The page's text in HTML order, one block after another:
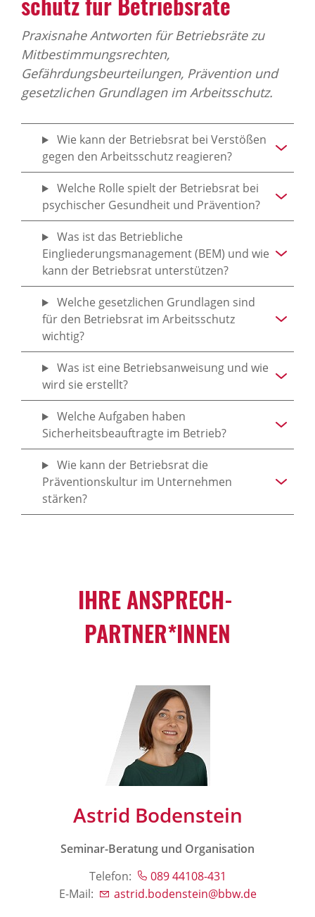
Praxisnahe Antworten für Betriebsräte zu
Mitbestimmungsrechten,
Gefährdungsbeurteilungen, Prävention und
gesetzlichen Grundlagen im Arbeitsschutz.
Wie kann der Betriebsrat bei Verstößen
gegen den Arbeitsschutz reagieren?
Welche Rolle spielt der Betriebsrat bei
psychischer Gesundheit und Prävention?
Was ist das Betriebliche
Eingliederungsmanagement (BEM) und wie
kann der Betriebsrat unterstützen?
Welche gesetzlichen Grundlagen sind
für den Betriebsrat im Arbeitsschutz
wichtig?
Was ist eine Betriebsanweisung und wie
wird sie erstellt?
Welche Aufgaben haben
Sicherheitsbeauftragte im Betrieb?
Wie kann der Betriebsrat die
Präventionskultur im Unternehmen
stärken?
IHRE ANSPRECH­
PARTNER*INNEN
Astrid Bodenstein
Seminar-Beratung und Organisation
Telefon:
089 44108-431
E-Mail:
astrid.bodenstein@bbw.de